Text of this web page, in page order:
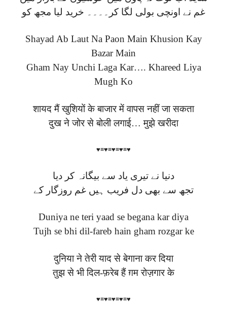
غم نے اونچی بولی لگا کر۔۔۔۔ خرید لیا مجھ کو
Shayad Ab Laut Na Paon Main Khusion Kay
Bazar Main
Gham Nay Unchi Laga Kar…. Khareed Liya
Mugh Ko
शायद मैं खुशियों के बाजार में वापस नहीं जा सकता
दुख ने जोर से बोली लगाई… मुझे खरीदा
♥≡♥≡♥≡♥≡♥
دنیا نے تیری یاد سے بیگانہ کر دیا
تجھ سے بھی دل فریب ہیں غم روزگار کے
Duniya ne teri yaad se begana kar diya
Tujh se bhi dil-fareb hain gham rozgar ke
दुनिया ने तेरी याद से बेगाना कर दिया
तुझ से भी दिल-फ़रेब हैं ग़म रोज़गार के
♥≡♥≡♥≡♥≡♥